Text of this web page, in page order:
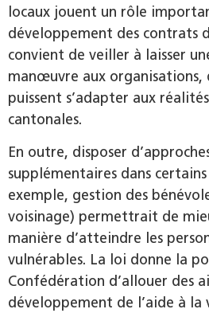
locaux jouent un rôle
développement des contrats
convient de veiller à laisser
manœuvre aux organisations,
puissent s’adapter aux
cantonales.
En outre, disposer
supplémentaires dans
exemple, gestion des
voisinage) permettrait de
manière d’atteindre les
vulnérables. La loi donne la
Confédération d’allouer des
développement de l’aide à la